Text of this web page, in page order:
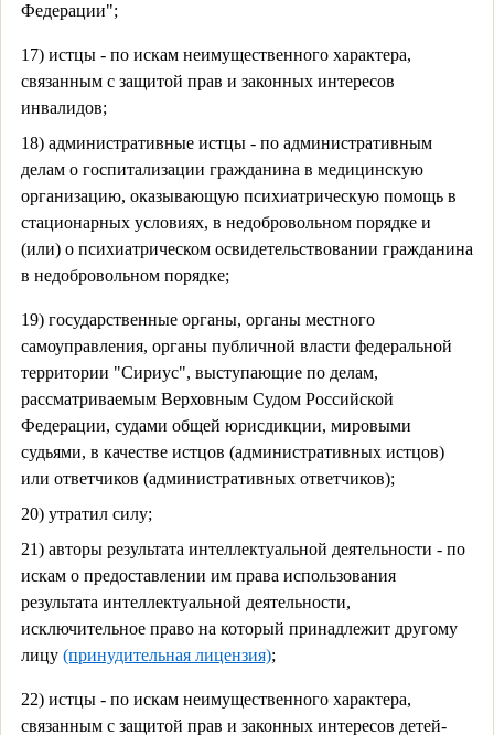
Федерации";
17) истцы - по искам неимущественного характера,
связанным с защитой прав и законных интересов
инвалидов;
18) административные истцы - по административным
делам о госпитализации гражданина в медицинскую
организацию, оказывающую психиатрическую помощь в
стационарных условиях, в недобровольном порядке и
(или) о психиатрическом освидетельствовании гражданина
в недобровольном порядке;
19) государственные органы, органы местного
самоуправления, органы публичной власти федеральной
территории "Сириус", выступающие по делам,
рассматриваемым Верховным Судом Российской
Федерации, судами общей юрисдикции, мировыми
судьями, в качестве истцов (административных истцов)
или ответчиков (административных ответчиков);
20) утратил силу;
21) авторы результата интеллектуальной деятельности - по
искам о предоставлении им права использования
результата интеллектуальной деятельности,
исключительное право на который принадлежит другому
лицу (принудительная лицензия);
22) истцы - по искам неимущественного характера,
связанным с защитой прав и законных интересов детей-